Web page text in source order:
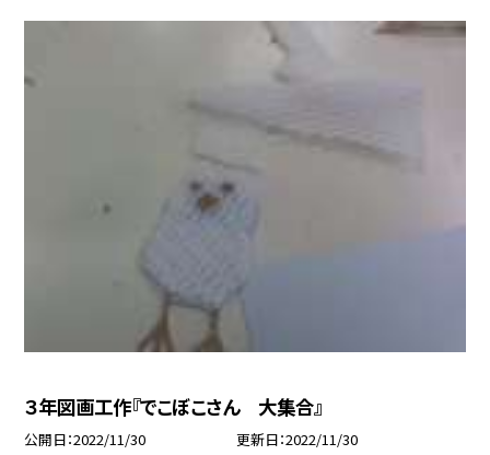
３年図画工作『でこぼこさん 大集合』
公開日 2022/11/30 更新日 2022/11/30